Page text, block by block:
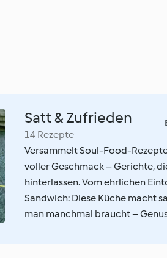
Satt & Zufrieden
14 Rezepte
Versammelt Soul-Food-
voller Geschmack – Gerichte,
hinterlassen. Vom ehrlichen
Sandwich: Diese Küche macht
man manchmal braucht –